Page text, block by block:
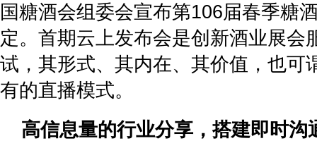
国糖酒会组委会宣布第106届春季糖
定。首期云上发布会是创新酒业展会
试，其形式、其内在、其价值，也可
有的直播模式。
高信息量的行业分享，搭建即时沟